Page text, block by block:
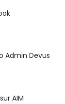
Admin Devus
AIM